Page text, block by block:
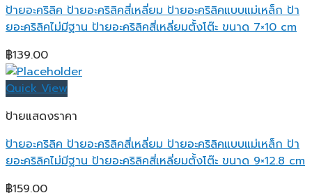
ป้ายอะคริลิค ป้ายอะคริลิคสี่เหลี่ยม ป้ายอะคริลิคแบบแม่เหล็ก ป้า
ยอะคริลิคไม่มีฐาน ป้ายอะคริลิคสี่เหลี่ยมตั้งโต๊ะ ขนาด 7×10 cm
฿139.00
Quick View
ป้ายแสดงราคา
ป้ายอะคริลิค ป้ายอะคริลิคสี่เหลี่ยม ป้ายอะคริลิคแบบแม่เหล็ก ป้า
ยอะคริลิคไม่มีฐาน ป้ายอะคริลิคสี่เหลี่ยมตั้งโต๊ะ ขนาด 9×12.8 cm
฿159.00